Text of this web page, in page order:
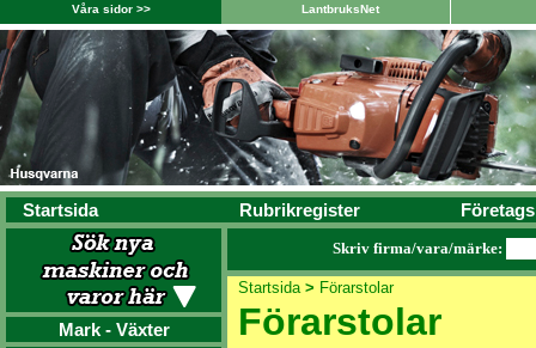
Våra sidor >> LantbruksNet
Startsida Rubrikregister
Mark - Växter
Skriv firma/vara/märke:
Startsida> Förarstolar
Förarstolar